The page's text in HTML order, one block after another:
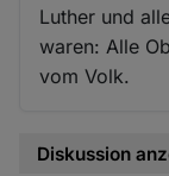
Luther und
waren: Alle
vom Volk.
Diskussion